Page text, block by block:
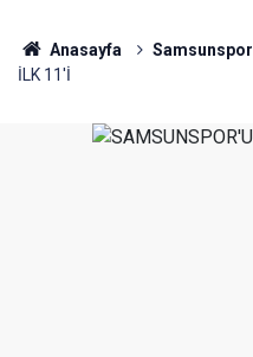
Anasayfa Samsunspor
İLK 11'İ